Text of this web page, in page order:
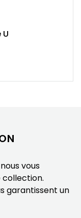
vous
collection.
garantissent un